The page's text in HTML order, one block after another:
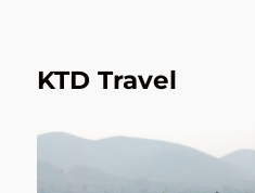
KTD Travel